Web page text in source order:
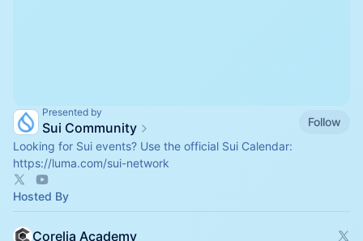
Presented by
Sui Community
Follow
Looking for Sui events? Use the official Sui Calendar:
https://luma.com/sui-network
Hosted By
Corelia Academy